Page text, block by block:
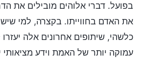
בפועל. דברי אלוהים מובילים את
את האדם בחווייתו. בקצרה, למי שיש
כלשהי, שיתופים אחרונים אלה
עמוקה יותר של האמת וידע מציאותי